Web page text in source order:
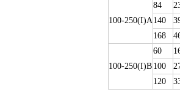
100-250(I)A
84
140
168
100-250(I)B
60
100
120